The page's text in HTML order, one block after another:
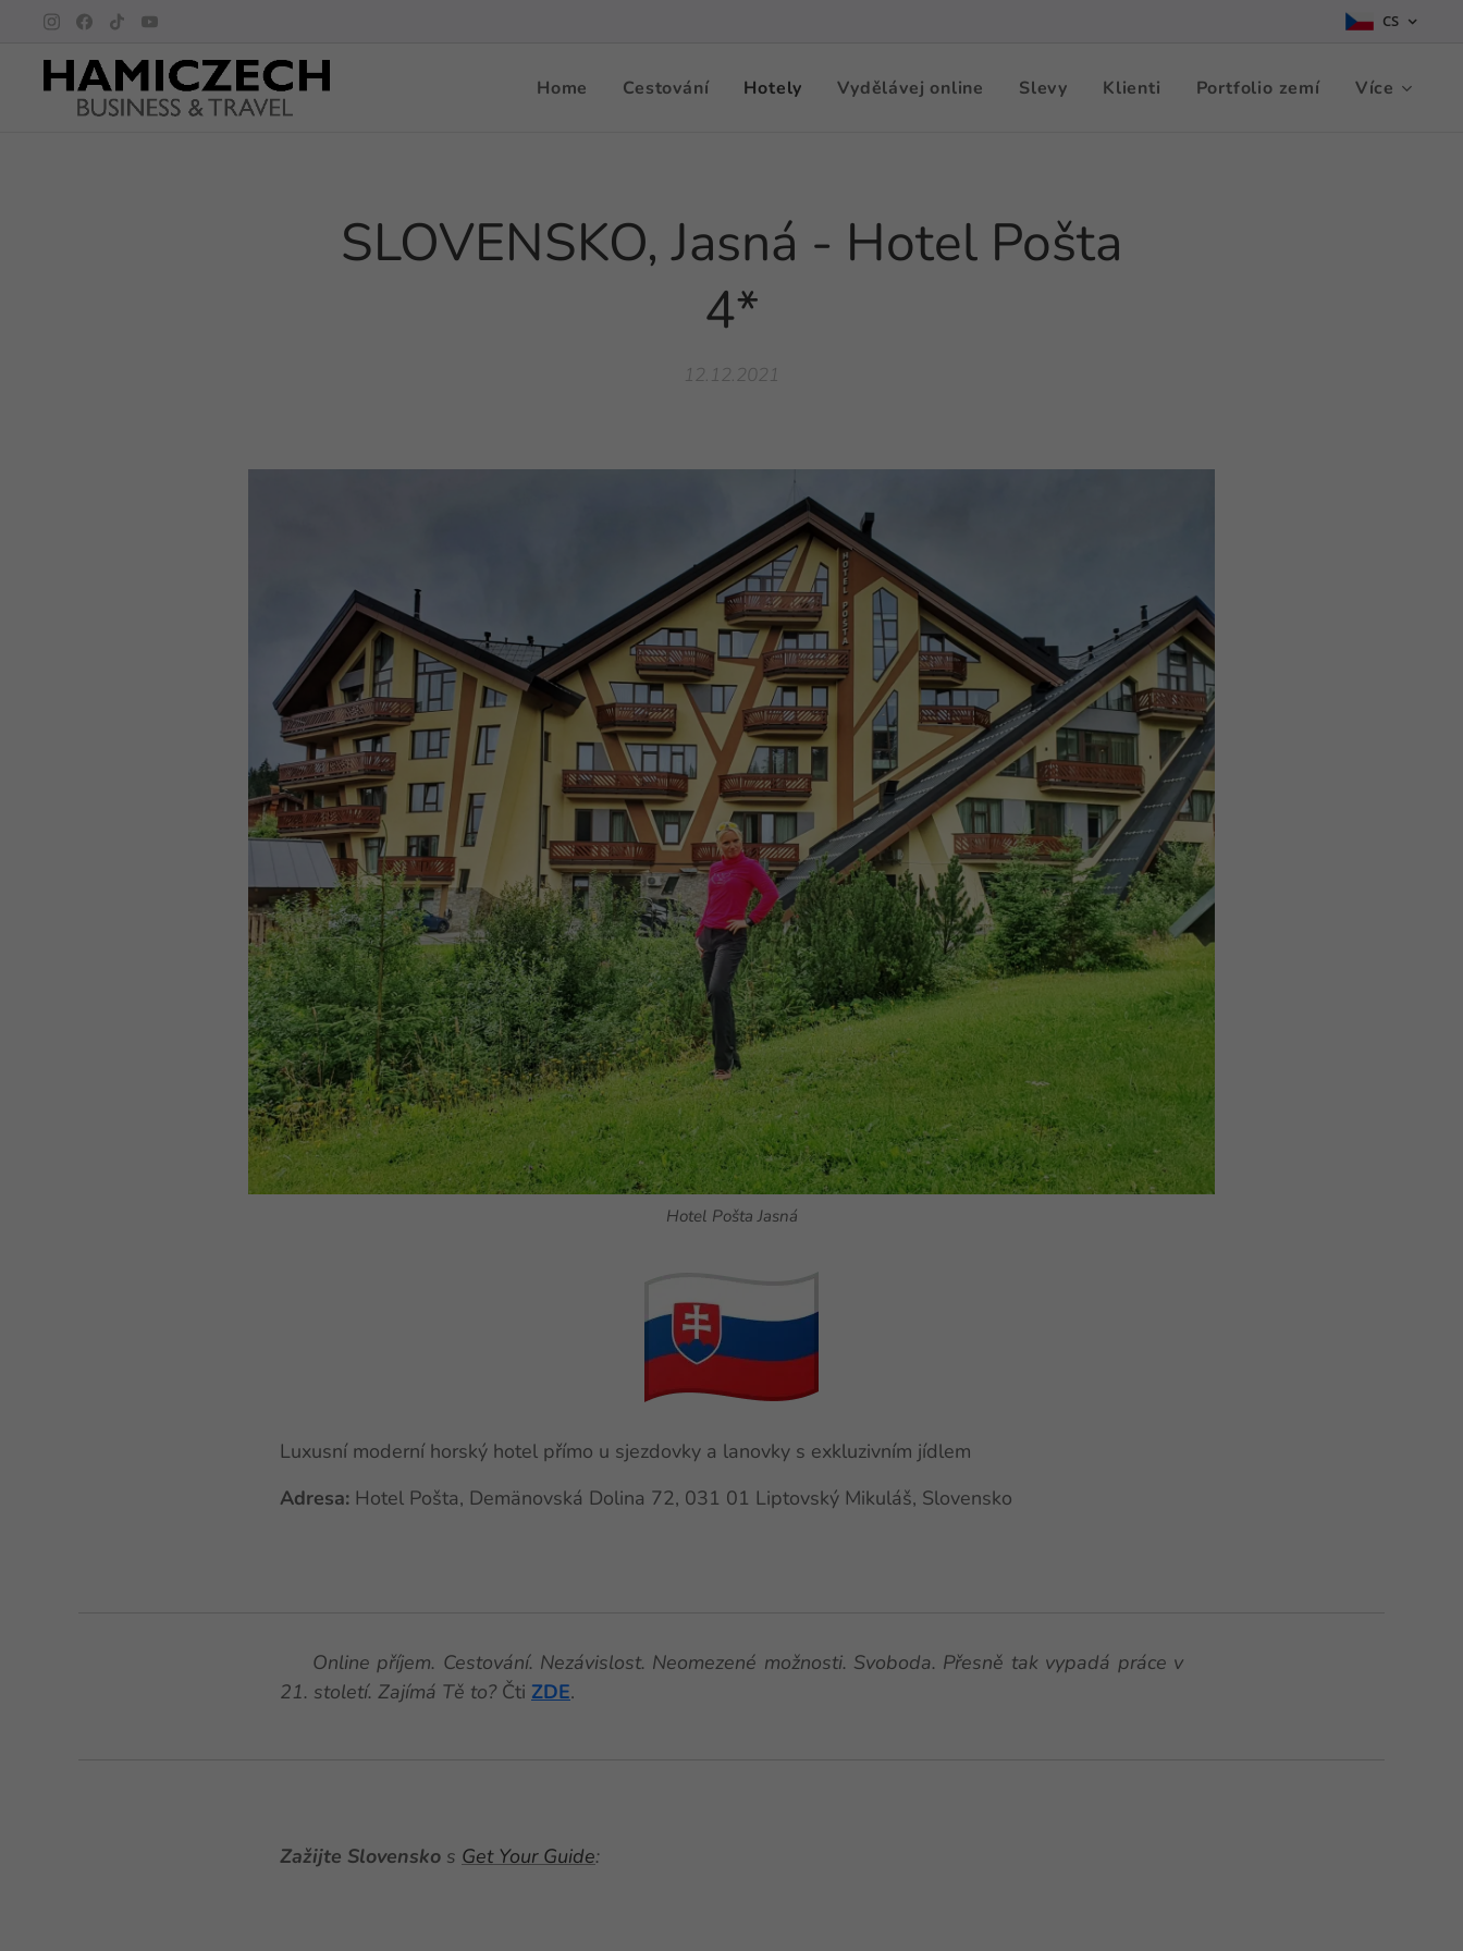
CS
Home Cestování Hotely Vydělávej online Slevy Klienti Portfolio zemí Více
SLOVENSKO, Jasná - Hotel Pošta
4*
12.12.2021
Hotel Pošta Jasná
Luxusní moderní horský hotel přímo u sjezdovky a lanovky s exkluzivním jídlem
Adresa: Hotel Pošta, Demänovská Dolina 72, 031 01 Liptovský Mikuláš, Slovensko
🚀 Online příjem. Cestování. Nezávislost. Neomezené možnosti. Svoboda. Přesně tak vypadá práce v
21. století. Zajímá Tě to? Čti ZDE.
Zažijte Slovensko s Get Your Guide: